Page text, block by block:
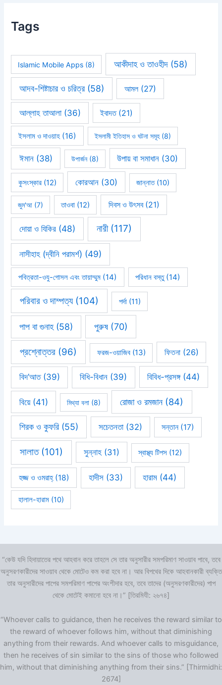
Tags
Islamic Mobile Apps (8) আকীদাহ ও তাওহীদ(58)
আদব-শিষ্টাচার ও চরিত্র(58) আমল(27)
আল্লাহ তাআলা(36) ইবাদত(21)
ইসলাম ও দাওয়াহ (16) ইসলামী ইতিহাস ও ঘটনা সমূহ(8)
ঈমান(38) উপার্জন(8) উপায় বা সমাধান (30)
কুসংস্কার(12) কোরআন (30) জান্নাত(10)
জুম'আ (7) তাওবা (12) দিবস ও উৎসব(21)
দোয়া ও যিকির (48) নারী(117)
নাসীহাহ (দ্বীনি পরামর্শ) (49)
পবিত্রতা-ওযু-গোসল এবং তায়াম্মুম (14) পরিধান বস্তু(14)
পরিবার ও দাম্পত্য(104) পর্দা(11)
পাপ বা গুনাহ(58) পুরুষ(70)
প্রশ্নোত্তর (96) ফরজ-ওয়াজিব(13) ফিতনা(26)
বিদ’আত(39) বিধি-বিধান (39) বিবিধ-প্রসঙ্গ(44)
বিয়ে(41) মিথ্যা বলা(8) রোজা ও রমজান (84)
শিরক ও কুফরি(55) সচেতনতা(32) সন্তান(17)
সালাত(101) সুন্নাহ (31) স্বাস্থ্য টিপস (12)
হজ্জ ও ওমরাহ্‌(18) হাদীস(33) হারাম (44)
হালাল-হারাম(10)
“কেউ যদি হিদায়াতের পথে আহবান করে তাহলে সে তার অনুসারীর সমপরিমাণ সাওয়াব পাবে, তবে
অনুসরণকারীদের সাওয়াব থেকে মোটেও কম করা হবে না। আর বিপথের দিকে আহবানকারী ব্যক্তি
তার অনুসারীদের পাপের সমপরিমাণ পাপের অংশীদার হবে, তবে তাদের (অনুসরণকারীদের) পাপ
থেকে মোটেই কমানো হবে না।” [তিরমিযী: ২৬৭৪]
“Whoever calls to guidance, then he receives the reward similar to
the reward of whoever follows him, without that diminishing
anything from their rewards. And whoever calls to misguidance,
then he receives of sin similar to the sins of those who followed
him, without that diminishing anything from their sins.” [Thirmidhi:
2674]